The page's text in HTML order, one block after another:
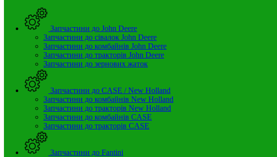
Запчастини до John Deere
Запчастини до сівалок John Deere
Запчастини до комбайнів John Deere
Запчастини до тракторів John Deere
Запчастини до зернових жаток
Запчастини до CASE / New Holland
Запчастини до комбайнів New Holland
Запчастини до тракторів New Holland
Запчастини до комбайнів CASE
Запчастини до тракторів CASE
Запчастини до Fantini